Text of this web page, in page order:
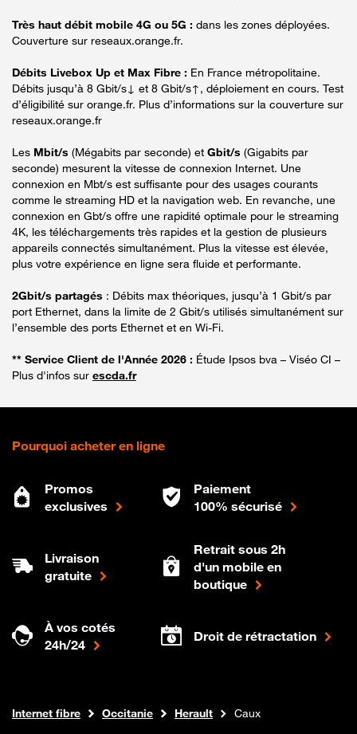
Très haut débit mobile 4G ou 5G : dans les zones déployées.
Couverture sur reseaux.orange.fr.
Débits Livebox Up et Max Fibre : En France métropolitaine.
Débits jusqu’à 8 Gbit/s↓ et 8 Gbit/s↑, déploiement en cours. Test
d’éligibilité sur orange.fr. Plus d’informations sur la couverture sur
reseaux.orange.fr
Les Mbit/s (Mégabits par seconde) et Gbit/s (Gigabits par
seconde) mesurent la vitesse de connexion Internet. Une
connexion en Mbt/s est suffisante pour des usages courants
comme le streaming HD et la navigation web. En revanche, une
connexion en Gbt/s offre une rapidité optimale pour le streaming
4K, les téléchargements très rapides et la gestion de plusieurs
appareils connectés simultanément. Plus la vitesse est élevée,
plus votre expérience en ligne sera fluide et performante.
2Gbit/s partagés : Débits max théoriques, jusqu’à 1 Gbit/s par
port Ethernet, dans la limite de 2 Gbit/s utilisés simultanément sur
l’ensemble des ports Ethernet et en Wi-Fi.
** Service Client de l'Année 2026 : Étude Ipsos bva – Viséo CI –
Plus d'infos sur escda.fr
Pourquoi acheter en ligne
Promos
exclusives
Paiement
100% sécurisé
Livraison
gratuite
Retrait sous 2h
d'un mobile en
boutique
À vos cotés
24h/24
Droit de rétractation
Boutique Orange
Internet fibre Occitanie Herault Caux